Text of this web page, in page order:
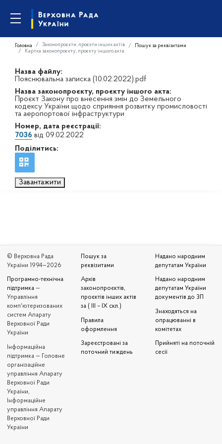
Головна Законопроєкти, проєкти інших актів
Пошук за реквізитами
Картка законопроєкту, проєкту іншого акта
Назва файлу:
Пояснювальна записка (10.02.2022).pdf
Назва законопроєкту, проєкту іншого акта:
Проєкт Закону про внесення змін до Земельного
кодексу України щодо сприяння розвитку промисловості
та аеропортової інфраструктури
Номер, дата реєстрації:
7036 від 09.02.2022
Поділитись:
Завантажити
© Верховна Рада
України 1994—2026
Програмно-технічна
підтримка —
Управління
комп'ютеризованих
систем Апарату
Верховної Ради
України
Iнформаційна
підтримка — Головне
організаційне
управління Апарату
Верховної Ради
України,
Інформаційне
управління Апарату
Верховної Ради
України
Пошук за
реквізитами
Архів
законопроєктів,
проєктів інших актів
за ( III – IX скл.)
Правила
оформлення
Зареєстровані за
поточний тиждень
Надано народним
депутатам України
Надано народним
депутатам України
документів до ЗП
Знаходяться на
опрацюванні в
комітетах
Прийняті на поточній
сесії